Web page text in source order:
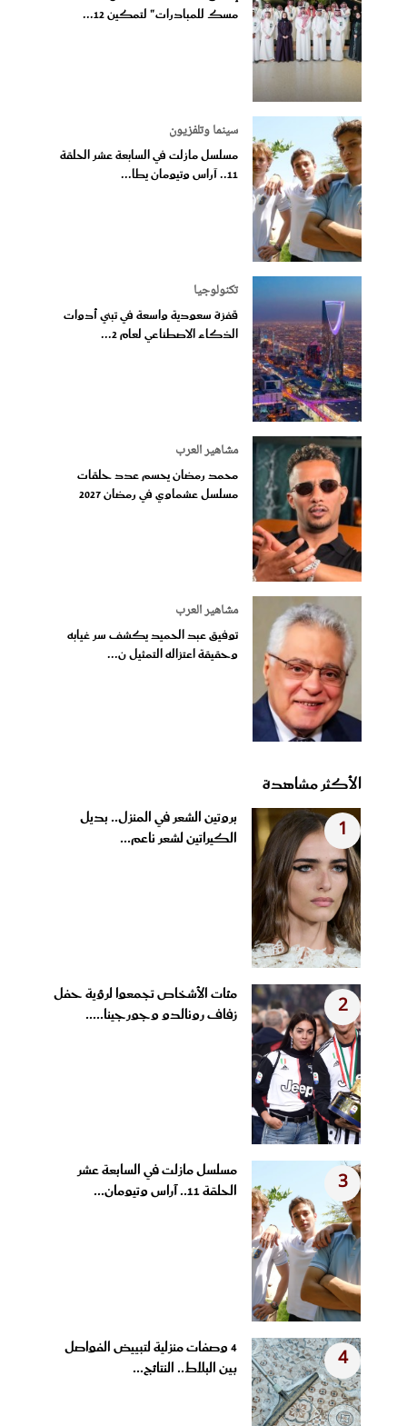
مسك للمبادرات" لتمكين 12...
سينما وتلفزيون
مسلسل مازلت في السابعة عشر الحلقة
11.. آراس وتيومان يطا...
تكنولوجيا
قفزة سعودية واسعة في تبني أدوات
الذكاء الاصطناعي لعام 2...
مشاهير العرب
محمد رمضان يحسم عدد حلقات
مسلسل عشماوي في رمضان 2027
مشاهير العرب
توفيق عبد الحميد يكشف سر غيابه
وحقيقة اعتزاله التمثيل ن...
الأكثر مشاهدة
1
بروتين الشعر في المنزل.. بديل
الكيراتين لشعر ناعم...
2
مئات الأشخاص تجمعوا لرؤية حفل
زفاف رونالدو وجورجينا.....
3
مسلسل مازلت في السابعة عشر
الحلقة 11.. آراس وتيومان...
4
4 وصفات منزلية لتبييض الفواصل
بين البلاط.. النتائج...